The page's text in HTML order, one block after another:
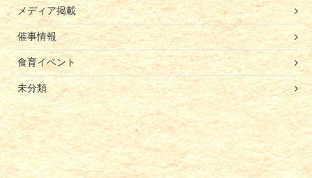
メディア掲載
催事情報
食育イベント
未分類